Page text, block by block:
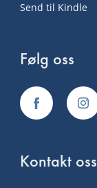
Send til Kindle
Følg oss
Kontakt oss